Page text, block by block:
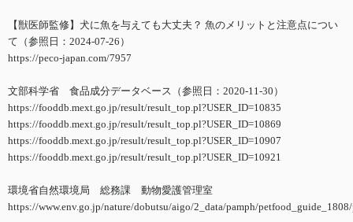
【獣医師監修】犬に魚を与えても大丈夫？ 魚のメリットと注意点につい
て（参照日：2024-07-26）
https://peco-japan.com/7957
文部科学省 食品成分データベース（参照日：2020-11-30）
https://fooddb.mext.go.jp/result/result_top.pl?USER_ID=10835
https://fooddb.mext.go.jp/result/result_top.pl?USER_ID=10869
https://fooddb.mext.go.jp/result/result_top.pl?USER_ID=10907
https://fooddb.mext.go.jp/result/result_top.pl?USER_ID=10921
環境省自然環境局 総務課 動物愛護管理室
https://www.env.go.jp/nature/dobutsu/aigo/2_data/pamph/